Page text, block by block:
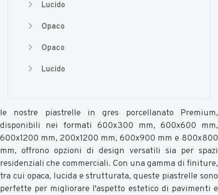
Lucido
Opaco
Opaco
Lucido
le nostre piastrelle in gres porcellanato Premium,
disponibili nei formati 600x300 mm, 600x600 mm,
600x1200 mm, 200x1200 mm, 600x900 mm e 800x800
mm, offrono opzioni di design versatili sia per spazi
residenziali che commerciali. Con una gamma di finiture,
tra cui opaca, lucida e strutturata, queste piastrelle sono
perfette per migliorare l'aspetto estetico di pavimenti e